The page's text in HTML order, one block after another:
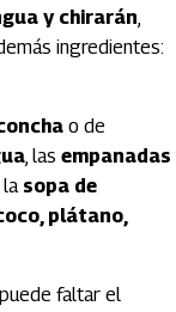
y chirarán,
ingredientes:
o de
, las empanadas
la sopa de
plátano,
faltar el